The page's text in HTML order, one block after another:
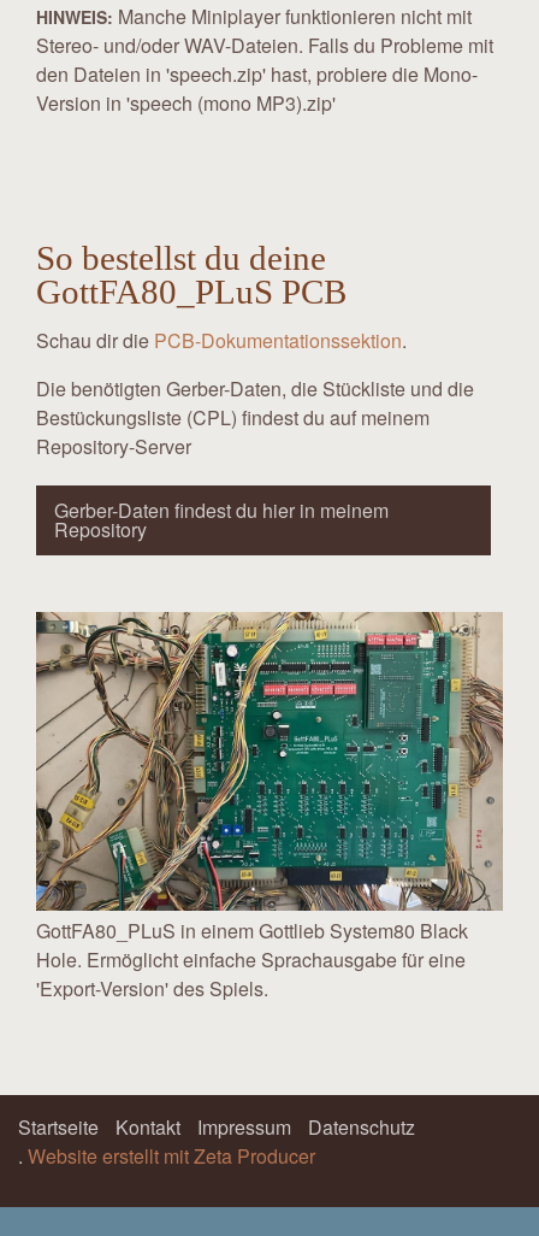
HINWEIS: Manche Miniplayer funktionieren nicht mit
Stereo- und/oder WAV-Dateien. Falls du Probleme mit
den Dateien in 'speech.zip' hast, probiere die Mono-
Version in 'speech (mono MP3).zip'
So bestellst du deine
GottFA80_PLuS PCB
Schau dir die PCB-Dokumentationssektion.
Die benötigten Gerber-Daten, die Stückliste und die
Bestückungsliste (CPL) findest du auf meinem
Repository-Server
Gerber-Daten findest du hier in meinem
Repository
GottFA80_PLuS in einem Gottlieb System80 Black
Hole. Ermöglicht einfache Sprachausgabe für eine
'Export-Version' des Spiels.
Startseite Kontakt Impressum
Datenschutz
. Website erstellt mit Zeta Producer